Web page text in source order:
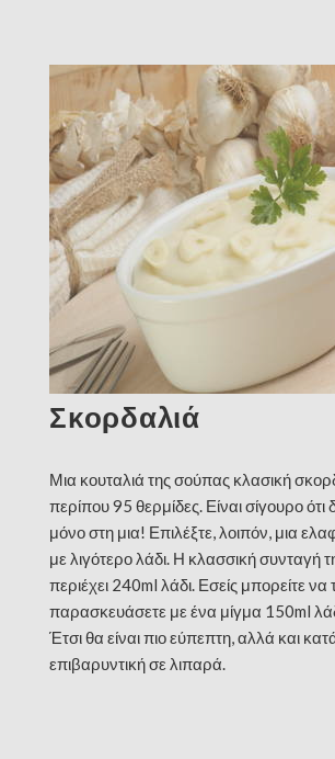
Σκορδαλιά
Μια κουταλιά της σούπας κλασική
περίπου 95 θερμίδες. Είναι σίγουρο ότι
μόνο στη μια! Επιλέξτε, λοιπόν, μια
με λιγότερο λάδι. Η κλασσική συνταγή
περιέχει 240ml λάδι. Εσείς μπορείτε να
παρασκευάσετε με ένα μίγμα 150ml
Έτσι θα είναι πιο εύπεπτη, αλλά και
επιβαρυντική σε λιπαρά.